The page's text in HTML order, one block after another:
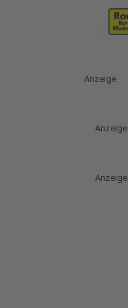
Anzeige
Anzeige
Anzeige